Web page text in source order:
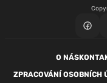
O NÁS
ZPRACOVÁNÍ OSOBNÍCH